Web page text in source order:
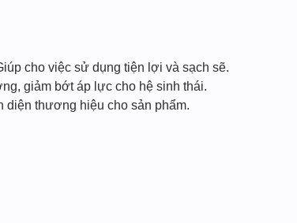
cho việc sử dụng tiện lợi và sạch sẽ.
giảm bớt áp lực cho hệ sinh thái.
diện thương hiệu cho sản phẩm.